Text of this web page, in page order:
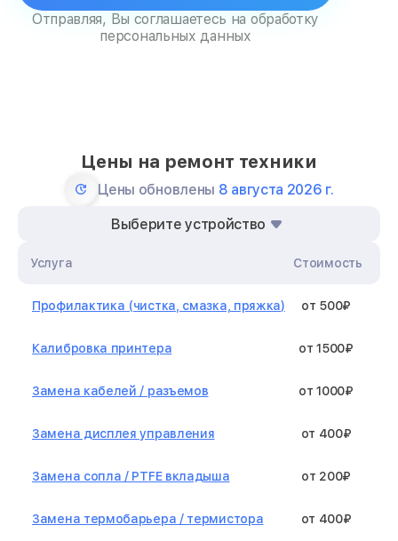
Отправляя, Вы соглашаетесь на обработку
персональных данных
Цены на ремонт техники
Цены обновлены 8 августа 2026 г.
Выберите устройство
Услуга Стоимость
Профилактика (чистка, смазка, пряжка) от 500₽
Калибровка принтера от 1500₽
Замена кабелей / разъемов от 1000₽
Замена дисплея управления от 400₽
Замена сопла / PTFE вкладыша от 200₽
Замена термобарьера / термистора от 400₽